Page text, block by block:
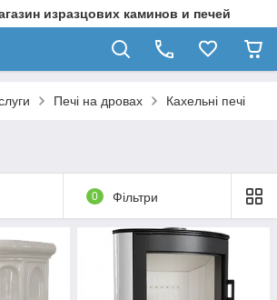
изразцових каминов и печей
Печі на дровах Кахельні печі
0 Фільтри